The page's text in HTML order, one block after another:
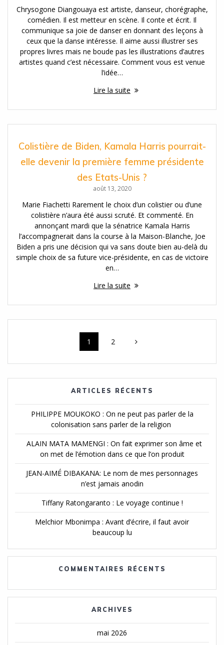
Chrysogone Diangouaya est artiste, danseur, chorégraphe,
comédien. Il est metteur en scène. Il conte et écrit. Il
communique sa joie de danser en donnant des leçons à
ceux que la danse intéresse. Il aime aussi illustrer ses
propres livres mais ne boude pas les illustrations d’autres
artistes quand c’est nécessaire. Comment vous est venue
l’idée…
Lire la suite
Colistière de Biden, Kamala Harris pourrait-
elle devenir la première femme présidente
des Etats-Unis ?
août 13, 2020
Marie Fiachetti Rarement le choix d’un colistier ou d’une
colistière n’aura été aussi scruté. Et commenté. En
annonçant mardi que la sénatrice Kamala Harris
l’accompagnerait dans la course à la Maison-Blanche, Joe
Biden a pris une décision qui va sans doute bien au-delà du
simple choix de sa future vice-présidente, en cas de victoire
en…
Lire la suite
Navigation
Page
1 Page
2
ARTICLES RÉCENTS
PHILIPPE MOUKOKO : On ne peut pas parler de la
colonisation sans parler de la religion
ALAIN MATA MAMENGI : On fait exprimer son âme et
on met de l’émotion dans ce que l’on produit
JEAN-AIMÉ DIBAKANA: Le nom de mes personnages
n’est jamais anodin
Tiffany Ratongaranto : Le voyage continue !
Melchior Mbonimpa : Avant d’écrire, il faut avoir
beaucoup lu
COMMENTAIRES RÉCENTS
ARCHIVES
mai 2026